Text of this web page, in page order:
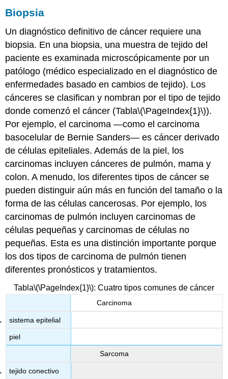
Biopsia
Un diagnóstico definitivo de cáncer requiere una
biopsia. En una biopsia, una muestra de tejido del
paciente es examinada microscópicamente por un
patólogo (médico especializado en el diagnóstico de
enfermedades basado en cambios de tejido). Los
cánceres se clasifican y nombran por el tipo de tejido
donde comenzó el cáncer (Tabla\(\PageIndex{1}\)).
Por ejemplo, el carcinoma —como el carcinoma
basocelular de Bernie Sanders— es cáncer derivado
de células epiteliales. Además de la piel, los
carcinomas incluyen cánceres de pulmón, mama y
colon. A menudo, los diferentes tipos de cáncer se
pueden distinguir aún más en función del tamaño o la
forma de las células cancerosas. Por ejemplo, los
carcinomas de pulmón incluyen carcinomas de
células pequeñas y carcinomas de células no
pequeñas. Esta es una distinción importante porque
los dos tipos de carcinoma de pulmón tienen
diferentes pronósticos y tratamientos.
Tabla\(\PageIndex{1}\): Cuatro tipos comunes de cáncer
Carcinoma
sistema epitelial
piel
Sarcoma
tejido conectivo